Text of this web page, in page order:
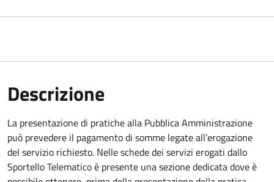
Descrizione
La presentazione di pratiche alla Pubblica Amministrazione
può prevedere il pagamento di somme legate all’erogazione
del servizio richiesto. Nelle schede dei servizi erogati dallo
Sportello Telematico è presente una sezione dedicata dove è